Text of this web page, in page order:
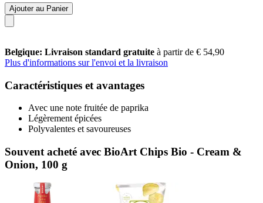
Ajouter au Panier
Belgique: Livraison standard gratuite à partir de € 54,90
Plus d'informations sur l'envoi et la livraison
Caractéristiques et avantages
Avec une note fruitée de paprika
Légèrement épicées
Polyvalentes et savoureuses
Souvent acheté avec BioArt Chips Bio - Cream &
Onion, 100 g